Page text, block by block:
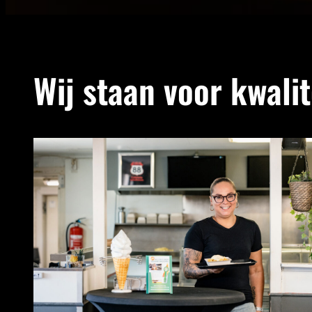
Wij staan voor